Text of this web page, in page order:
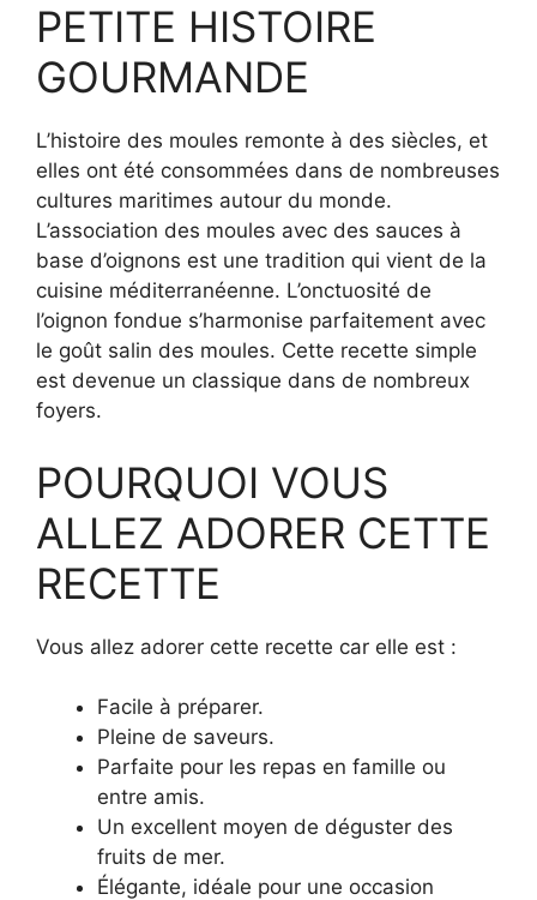
PETITE HISTOIRE
GOURMANDE
L’histoire des moules remonte à des siècles, et
elles ont été consommées dans de nombreuses
cultures maritimes autour du monde.
L’association des moules avec des sauces à
base d’oignons est une tradition qui vient de la
cuisine méditerranéenne. L’onctuosité de
l’oignon fondue s’harmonise parfaitement avec
le goût salin des moules. Cette recette simple
est devenue un classique dans de nombreux
foyers.
POURQUOI VOUS
ALLEZ ADORER CETTE
RECETTE
Vous allez adorer cette recette car elle est :
Facile à préparer.
Pleine de saveurs.
Parfaite pour les repas en famille ou
entre amis.
Un excellent moyen de déguster des
fruits de mer.
Élégante, idéale pour une occasion